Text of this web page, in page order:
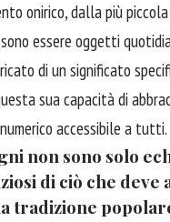
onirico, dalla più
essere oggetti
di un significato
sua capacità di
accessibile a tutti.
non sono solo
di ciò che
tradizione